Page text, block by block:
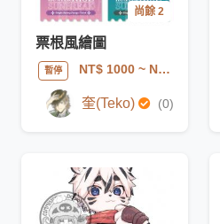
尚餘 2
票根風繪圖
暫停 NT$ 1000~ NT$ 1500
奎(Teko) (0)